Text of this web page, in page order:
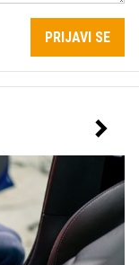
PRIJAVI SE